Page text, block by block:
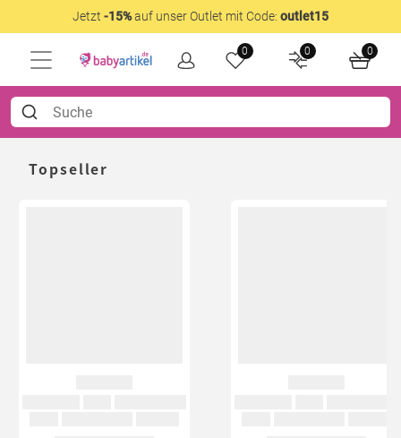
Jetzt -15%auf unser Outlet mit Code: outlet15
0 0 0
Topseller